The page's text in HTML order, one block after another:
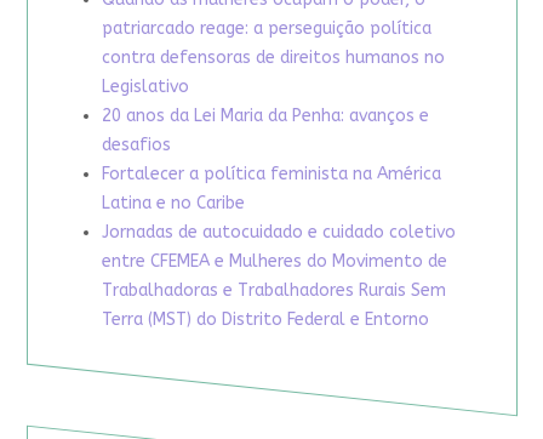
patriarcado reage: a perseguição política
contra defensoras de direitos humanos no
Legislativo
20 anos da Lei Maria da Penha: avanços e
desafios
Fortalecer a política feminista na América
Latina e no Caribe
Jornadas de autocuidado e cuidado coletivo
entre CFEMEA e Mulheres do Movimento de
Trabalhadoras e Trabalhadores Rurais Sem
Terra (MST) do Distrito Federal e Entorno